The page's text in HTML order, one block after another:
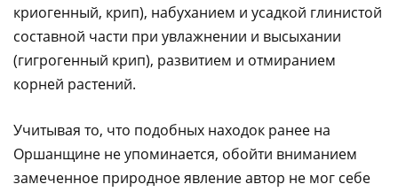
криогенный, крип), набуханием и усадкой глинистой
составной части при увлажнении и высыхании
(гигрогенный крип), развитием и отмиранием
корней растений.
Учитывая то, что подобных находок ранее на
Оршанщине не упоминается, обойти вниманием
замеченное природное явление автор не мог себе